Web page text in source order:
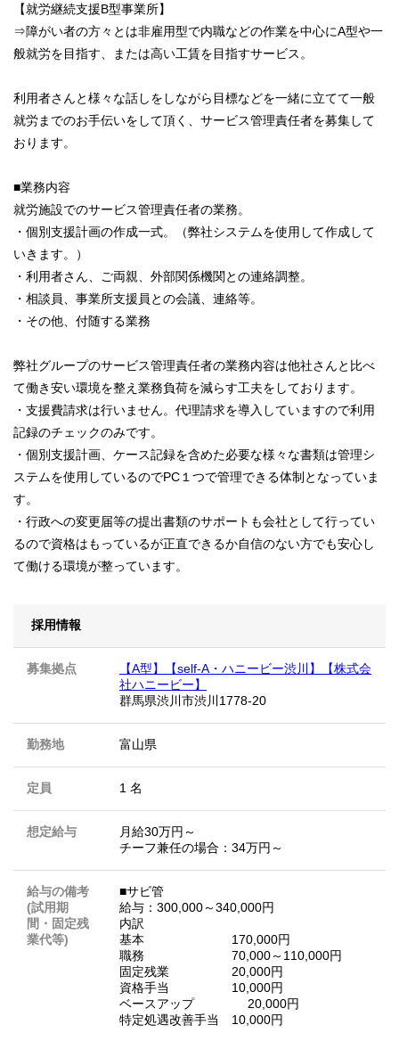
【就労継続支援B型事業所】
⇒障がい者の方々とは非雇用型で内職などの作業を中心にA型や一
般就労を目指す、または高い工賃を目指すサービス。
利用者さんと様々な話しをしながら目標などを一緒に立てて一般
就労までのお手伝いをして頂く、サービス管理責任者を募集して
おります。
■業務内容
就労施設でのサービス管理責任者の業務。
・個別支援計画の作成一式。（弊社システムを使用して作成して
いきます。）
・利用者さん、ご両親、外部関係機関との連絡調整。
・相談員、事業所支援員との会議、連絡等。
・その他、付随する業務
弊社グループのサービス管理責任者の業務内容は他社さんと比べ
て働き安い環境を整え業務負荷を減らす工夫をしております。
・支援費請求は行いません。代理請求を導入していますので利用
記録のチェックのみです。
・個別支援計画、ケース記録を含めた必要な様々な書類は管理シ
ステムを使用しているのでPC１つで管理できる体制となっていま
す。
・行政への変更届等の提出書類のサポートも会社として行ってい
るので資格はもっているが正直できるか自信のない方でも安心し
て働ける環境が整っています。
採用情報
募集拠点
【A型】【self-A・ハニービー渋川】【株式会
社ハニービー】
群馬県渋川市渋川1778-20
勤務地 富山県
定員 1 名
想定給与
月給30万円～
チーフ兼任の場合：34万円～
給与の備考
(試用期
間・固定残
業代等)
■サビ管
給与：300,000～340,000円
内訳
基本 170,000円
職務 70,000～110,000円
固定残業 20,000円
資格手当 10,000円
ベースアップ 20,000円
特定処遇改善手当 10,000円